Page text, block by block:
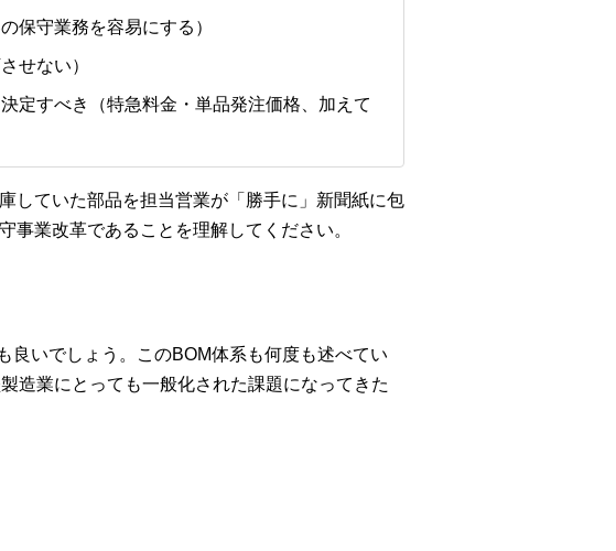
保守業務を容易にする）
せない）
定すべき（特急料金・単品発注価格、加えて
していた部品を担当営業が「勝手に」新聞紙に包
事業改革であることを理解してください。
良いでしょう。このBOM体系も何度も述べてい
造業にとっても一般化された課題になってきた